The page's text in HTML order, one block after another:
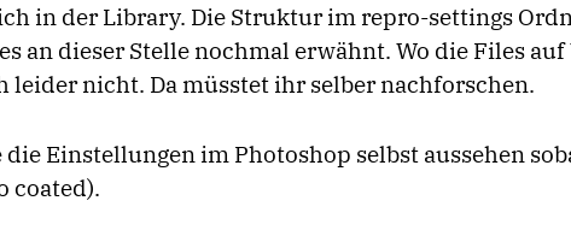
in der Library. Die Struktur im repro-settings
an dieser Stelle nochmal erwähnt. Wo die Files
nicht. Da müsstet ihr selber nachforschen.
Einstellungen im Photoshop selbst aussehen
coated).